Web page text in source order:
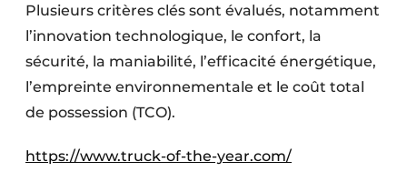
Plusieurs critères clés sont évalués, notamment
l’innovation technologique, le confort, la
sécurité, la maniabilité, l’efficacité énergétique,
l’empreinte environnementale et le coût total
de possession (TCO).
https://www.truck-of-the-year.com/